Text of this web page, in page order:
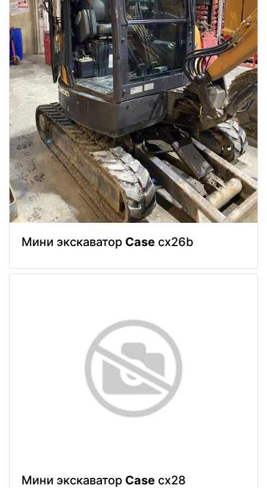
Мини экскаватор Case cx26b
Мини экскаватор Case cx28